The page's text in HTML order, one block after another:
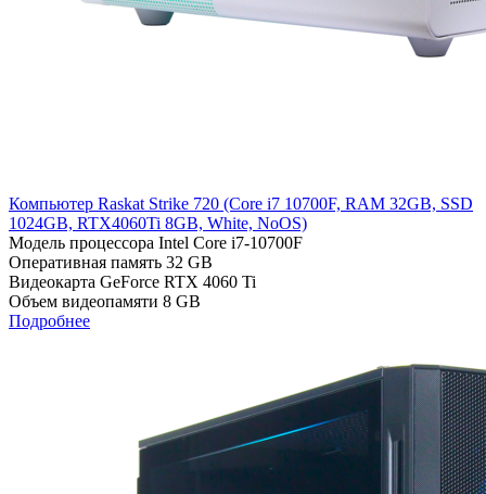
Компьютер Raskat Strike 720 (Cоre i7 10700F, RAM 32GB, SSD
1024GB, RTX4060Ti 8GB, White, NoOS)
Модель процессора Intel Core i7-10700F
Оперативная память 32 GB
Видеокарта GeForce RTX 4060 Ti
Объем видеопамяти 8 GB
Подробнее